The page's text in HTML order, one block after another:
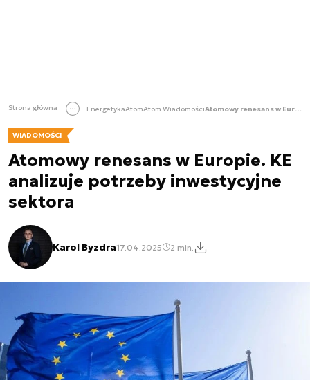
Strona główna EnergetykaAtomAtom Wiadomości Atomowy renesans w Europie. KE analizuje potrzeby inwestycyjne sektora
WIADOMOŚCI
Atomowy renesans w Europie. KE
analizuje potrzeby inwestycyjne
sektora
Karol Byzdra17.04.2025 2 min.